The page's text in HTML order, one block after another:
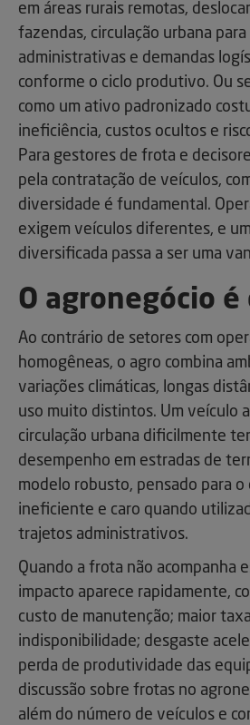
em áreas rurais remotas,
fazendas, circulação urbana
administrativas e demandas
conforme o ciclo produtivo. Ou
como um ativo padronizado
ineficiência, custos ocultos e
Para gestores de frota e
pela contratação de veículos,
diversidade é fundamental.
exigem veículos diferentes, e
diversificada passa a ser uma
O agronegócio
Ao contrário de setores com
homogêneas, o agro combina
variações climáticas, longas
uso muito distintos. Um veículo
circulação urbana dificilmente
desempenho em estradas de
modelo robusto, pensado para o
ineficiente e caro quando
trajetos administrativos.
Quando a frota não acompanha
impacto aparece rapidamente,
custo de manutenção; maior
indisponibilidade; desgaste
perda de produtividade das
discussão sobre frotas no
além do número de veículos e